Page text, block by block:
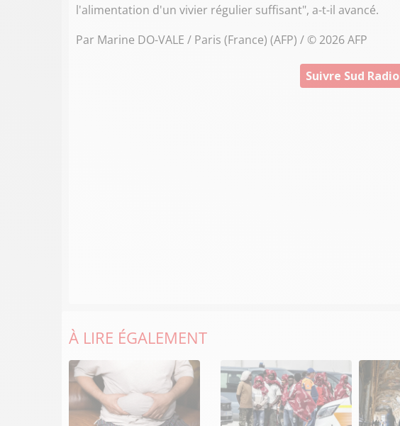
l'alimentation d'un vivier régulier suffisant", a-t-il avancé.
Par Marine DO-VALE / Paris (France) (AFP) / © 2026 AFP
Suivre Sud Radio
À LIRE ÉGALEMENT